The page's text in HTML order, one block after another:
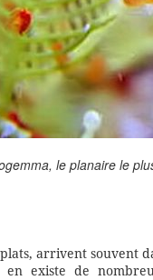
le planaire le
arrivent souvent
existe de